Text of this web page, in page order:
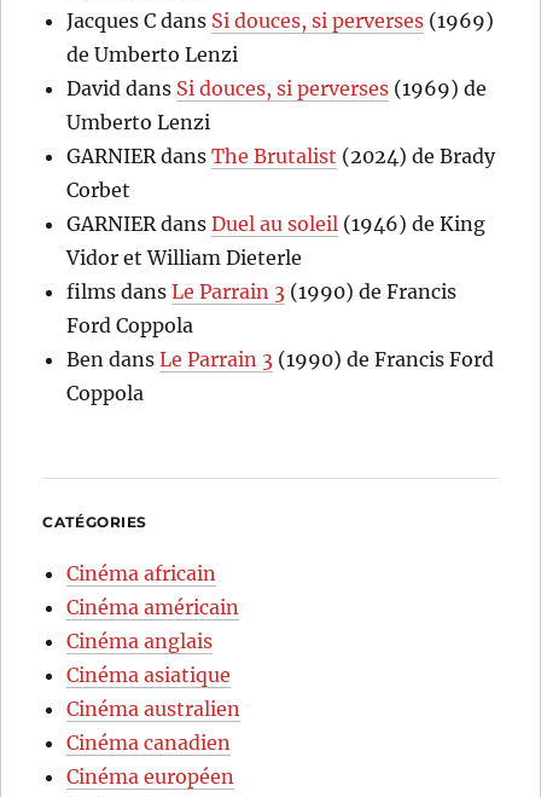
Jacques C dans Si douces, si perverses (1969)
de Umberto Lenzi
David dans Si douces, si perverses (1969) de
Umberto Lenzi
GARNIER dansThe Brutalist (2024) de Brady
Corbet
GARNIER dansDuel au soleil (1946) de King
Vidor et William Dieterle
films dansLe Parrain 3 (1990) de Francis
Ford Coppola
Ben dansLe Parrain 3 (1990) de Francis Ford
Coppola
CATÉGORIES
Cinéma africain
Cinéma américain
Cinéma anglais
Cinéma asiatique
Cinéma australien
Cinéma canadien
Cinéma européen